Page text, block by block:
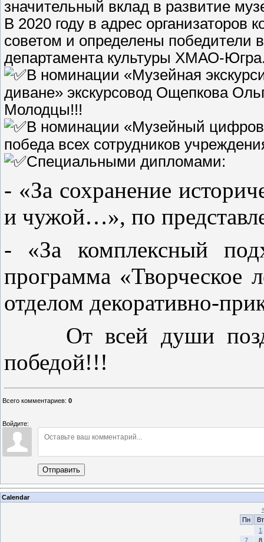
значительный вклад в развитие
В 2020 году в адрес организаторов
советом и определены победители
департамента культуры ХМАО-
В номинации «Музейная
диване» экскурсовод Ощепкова
Молодцы!!!
В номинации «Музейный
победа всех сотрудников
Специальными дипломами:
- «За сохранение
и чужой…», по
- «За комплексный
программа «Творческое
отделом декоративно-
От всей души
победой!!!
Всего комментариев: 0
Войдите:
Отправить
Calendar
Пн
Вт
1
7
8